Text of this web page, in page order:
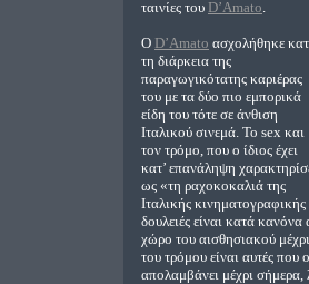
ταινίες του D’Amato.
Ο D’Amato ασχολήθηκε
τη διάρκεια της
παραγωγικότατης καριέρας
του με τα δύο πιο εμπορικά
είδη του τότε σε άνθιση
Ιταλικού σινεμά. Το sex και
τον τρόμο, που ο ίδιος έχει
κατ’ επανάληψη
ως «τη ραχοκοκαλιά της
Ιταλικής
δουλειές είναι κατά
χώρο του αισθησιακού
του τρόμου είναι αυτές
απολαμβάνει μέχρι σήμερα,